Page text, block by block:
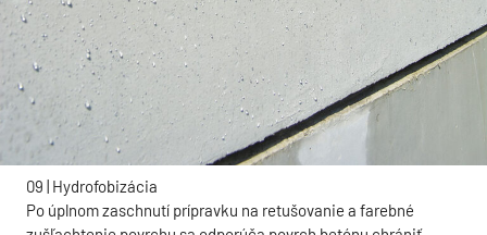
09 | Hydrofobizácia
Po úplnom zaschnutí prípravku na retušovanie a farebné